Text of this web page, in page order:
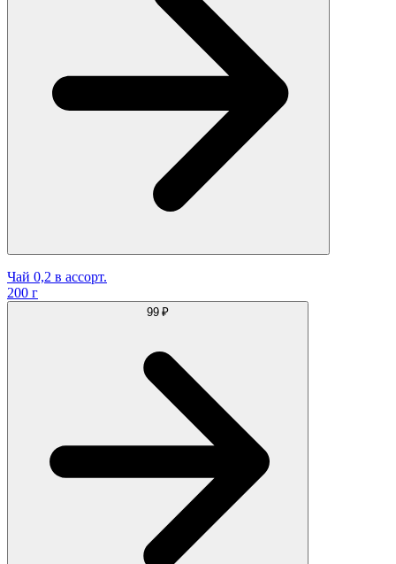
Чай 0,2 в ассорт.
200 г
99 ₽